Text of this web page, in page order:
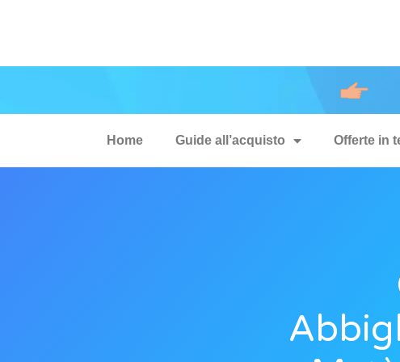
Home Guide all’acquisto Offerte in